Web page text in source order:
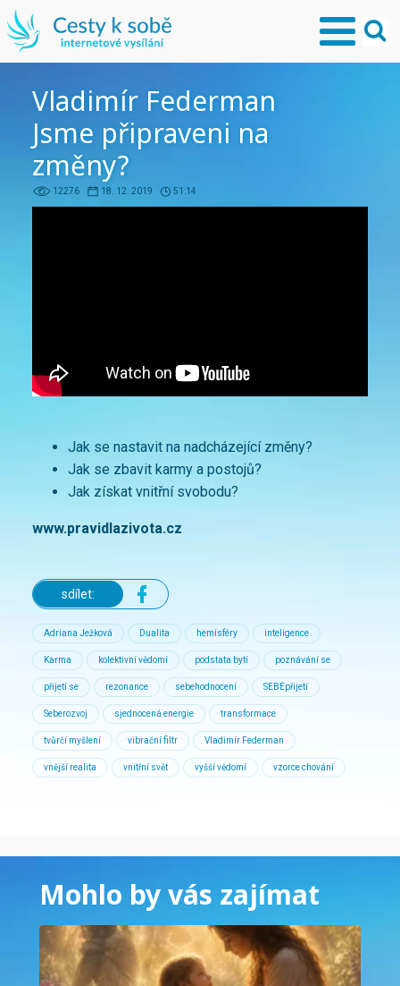
Vladimír Federman
Jsme připraveni na
změny?
12276 18. 12. 2019 51:14
Jak se nastavit na nadcházející změny?
Jak se zbavit karmy a postojů?
Jak získat vnitřní svobodu?
www.pravidlazivota.cz
sdílet:
Adriana Ježková Dualita hemisféry inteligence
Karma kolektivní vědomí podstata bytí poznávání se
přijetí se rezonance sebehodnocení SEBEpřijetí
Seberozvoj sjednocená energie transformace
tvůrčí myšlení vibrační filtr Vladimír Federman
vnější realita vnitřní svět vyšší vědomí vzorce chování
Mohlo by vás zajímat